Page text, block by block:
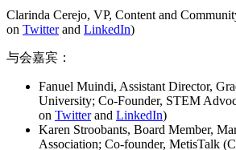
Clarinda Cerejo, VP, Content and
on Twitterand LinkedIn)
与会嘉宾：
Fanuel Muindi, Assistant Director,
University; Co-Founder, STEM
on Twitterand LinkedIn)
Karen Stroobants, Board Member,
Association; Co-founder, MetisTalk